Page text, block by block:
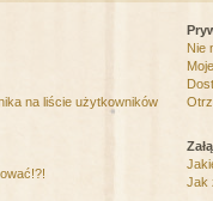
na liście użytkowników
Nie
Jak